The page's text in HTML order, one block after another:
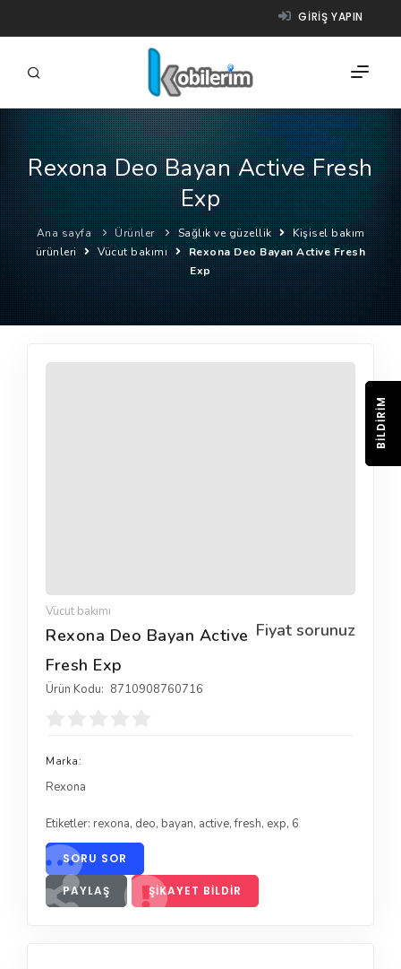
GIRIŞ YAPIN
FIRMALAR
ÜRÜNLER
NASIL ÇALIŞIR?
YARDIM
Rexona Deo Bayan Active Fresh
Exp
Ana sayfa Ürünler Sağlık ve güzellik
Kişisel bakım
ürünleri
Vücut bakımı
Rexona Deo Bayan Active Fresh
Exp
Vücut bakımı
Fiyat sorunuz
Rexona Deo Bayan Active
Fresh Exp
Ürün Kodu: 8710908760716
Marka:
Rexona
Etiketler: rexona, deo, bayan, active,fresh, exp, 6
SORU SOR
PAYLAŞ ŞIKAYET BILDIR
BILDIRIM